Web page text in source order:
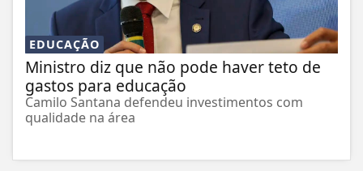
EDUCAÇÃO
Ministro diz que não pode haver teto de
gastos para educação
Camilo Santana defendeu investimentos com
qualidade na área